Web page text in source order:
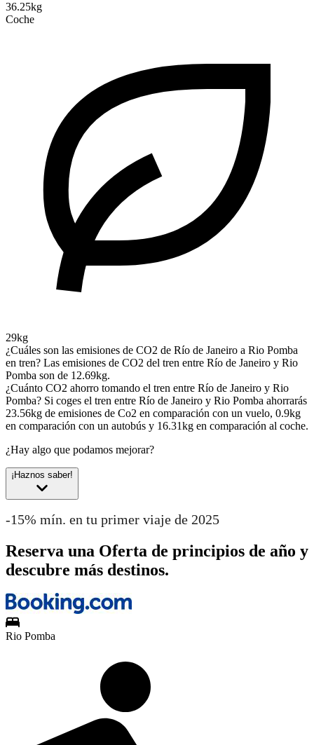
36.25kg
Coche
29kg
¿Cuáles son las emisiones de CO2 de Río de Janeiro a Rio Pomba
en tren? Las emisiones de CO2 del tren entre Río de Janeiro y Rio
Pomba son de 12.69kg.
¿Cuánto CO2 ahorro tomando el tren entre Río de Janeiro y Rio
Pomba? Si coges el tren entre Río de Janeiro y Rio Pomba ahorrarás
23.56kg de emisiones de Co2 en comparación con un vuelo, 0.9kg
en comparación con un autobús y 16.31kg en comparación al coche.
¿Hay algo que podamos mejorar?
¡Haznos saber!
-15% mín. en tu primer viaje de 2025
Reserva una Oferta de principios de año y
descubre más destinos.
Rio Pomba